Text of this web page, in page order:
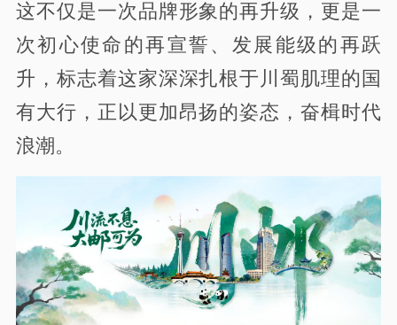
这不仅是一次品牌形象的再升级，更是一
次初心使命的再宣誓、发展能级的再跃
升，标志着这家深深扎根于川蜀肌理的国
有大行，正以更加昂扬的姿态，奋楫时代
浪潮。